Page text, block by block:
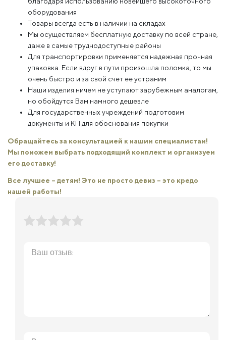
оборудования
Товары всегда есть в наличии на складах
Мы осуществляем бесплатную доставку по всей стране,
даже в самые труднодоступные районы
Для транспортировки применяется надежная прочная
упаковка. Если вдруг в пути произошла поломка, то мы
очень быстро и за свой счет ее устраним
Наши изделия ничем не уступают зарубежным аналогам,
но обойдутся Вам намного дешевле
Для государственных учреждений подготовим
документы и КП для обоснования покупки
Обращайтесь за консультацией к нашим специалистам!
Мы поможем выбрать подходящий комплект и организуем
его доставку!
Все лучшее – детям! Это не просто девиз – это кредо
нашей работы!